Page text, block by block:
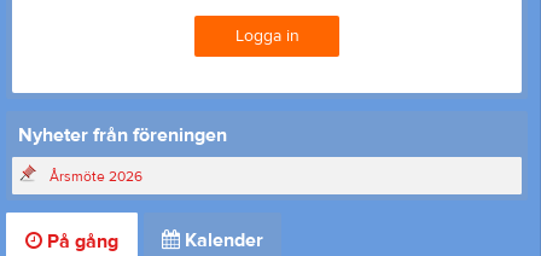
Logga in
Nyheter från föreningen
Årsmöte 2026
På gång Kalender